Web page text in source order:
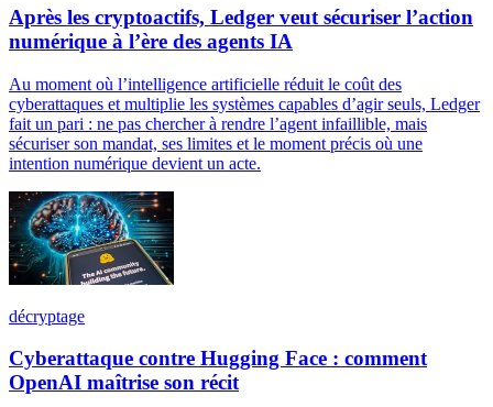
Après les cryptoactifs, Ledger veut sécuriser l’action
numérique à l’ère des agents IA
Au moment où l’intelligence artificielle réduit le coût des
cyberattaques et multiplie les systèmes capables d’agir seuls, Ledger
fait un pari : ne pas chercher à rendre l’agent infaillible, mais
sécuriser son mandat, ses limites et le moment précis où une
intention numérique devient un acte.
décryptage
Cyberattaque contre Hugging Face : comment
OpenAI maîtrise son récit